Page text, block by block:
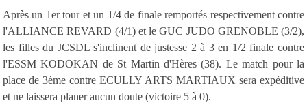
Après un 1er tour et un 1/4 de finale remportés respectivement contre
l'ALLIANCE REVARD (4/1) et le GUC JUDO GRENOBLE (3/2),
les filles du JCSDL s'inclinent de justesse 2 à 3 en 1/2 finale contre
l'ESSM KODOKAN de St Martin d'Hères (38). Le match pour la
place de 3ème contre ECULLY ARTS MARTIAUX sera expéditive
et ne laissera planer aucun doute (victoire 5 à 0).